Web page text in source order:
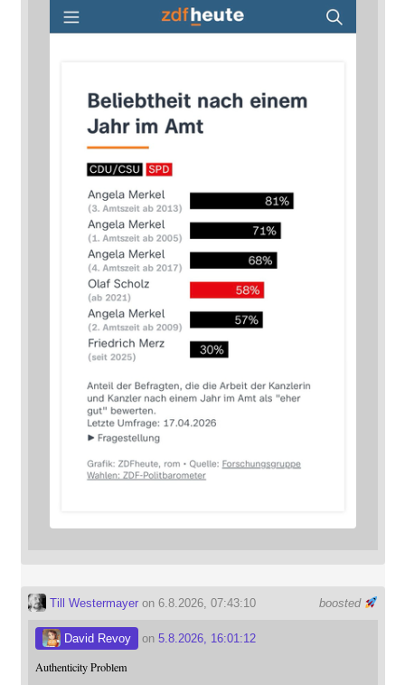
boosted
Till Westermayeron 6.8.2026, 07:43:10
David Revoy on 5.8.2026, 16:01:12
Authenticity Problem